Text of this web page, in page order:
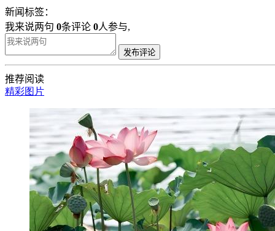
新闻标签：
我来说两句 0条评论 0人参与,
发布评论
推荐阅读